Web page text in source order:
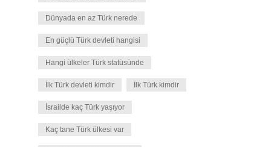
Dünyada en az Türk nerede
En güçlü Türk devleti hangisi
Hangi ülkeler Türk statüsünde
İlk Türk devleti kimdir İlk Türk kimdir
İsrailde kaç Türk yaşıyor
Kaç tane Türk ülkesi var